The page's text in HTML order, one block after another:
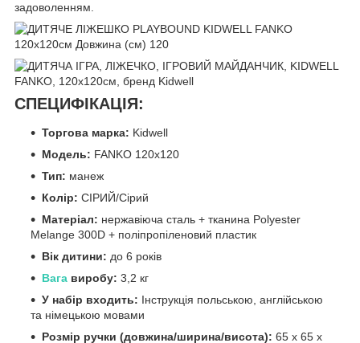
задоволенням.
СПЕЦИФІКАЦІЯ:
Торгова марка: Kidwell
Модель: FANKO 120x120
Тип: манеж
Колір: СІРИЙ/Сірий
Матеріал: нержавіюча сталь + тканина Polyester
Melange 300D + поліпропіленовий пластик
Вік дитини: до 6 років
Вага виробу: 3,2 кг
У набір входить: Інструкція польською, англійською
та німецькою мовами
Розмір ручки (довжина/ширина/висота): 65 x 65 x